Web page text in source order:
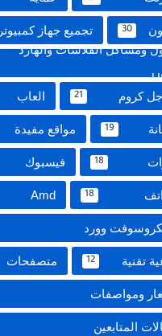
30 تجميع جهاز كمبيوتر
ومشاكل الفلاشات والهارد
كروم 21 العاب
19 مواقع مفيدة
18 فيسبوك
18
Amd
وورد
تقنية 12 متصفحات
ومواصفات
المتابعين